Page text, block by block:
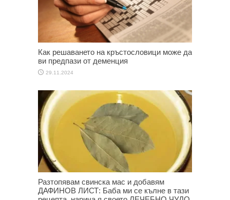
Как решаването на кръстословици може да
ви предпази от деменция
29.11.2024
Разтопявам свинска мас и добавям
ДАФИНОВ ЛИСТ: Баба ми се кълне в тази